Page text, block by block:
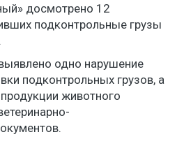
досмотрено 12
подконтрольные грузы
одно нарушение
подконтрольных грузов, а
животного